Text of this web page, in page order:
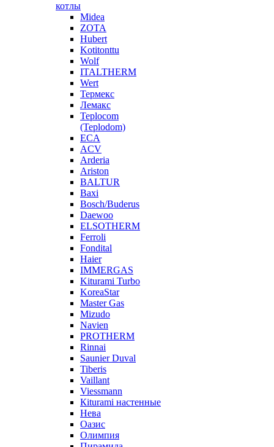
котлы
Midea
ZOTA
Hubert
Kotitonttu
Wolf
ITALTHERM
Wert
Термекс
Лемакс
Teplocom
(Teplodom)
ECA
ACV
Arderia
Ariston
BALTUR
Baxi
Bosch/Buderus
Daewoo
ELSOTHERM
Ferroli
Fondital
Haier
IMMERGAS
Kiturami Turbo
KoreaStar
Master Gas
Mizudo
Navien
PROTHERM
Rinnai
Saunier Duval
Tiberis
Vaillant
Viessmann
Кiturami настенные
Нева
Оазис
Олимпия